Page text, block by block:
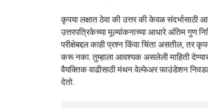
कृपया लक्षात ठेवा की उत्तर की केवळ संदर्भासाठी
उत्तरपत्रिकेच्या मूल्यांकनाच्या आधारे अंतिम गुण
परीक्षेबद्दल काही प्रश्न किंवा चिंता असतील,
करू नका. तुम्हाला आवश्यक असलेली माहिती
वैयक्तिक वाढीसाठी मंथन वेल्फेअर फाउंडेशन
देतो.